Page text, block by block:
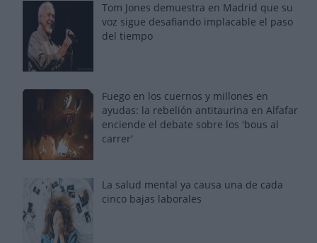
Tom Jones demuestra en Madrid que su
voz sigue desafiando implacable el paso
del tiempo
Fuego en los cuernos y millones en
ayudas: la rebelión antitaurina en Alfafar
enciende el debate sobre los 'bous al
carrer'
La salud mental ya causa una de cada
cinco bajas laborales